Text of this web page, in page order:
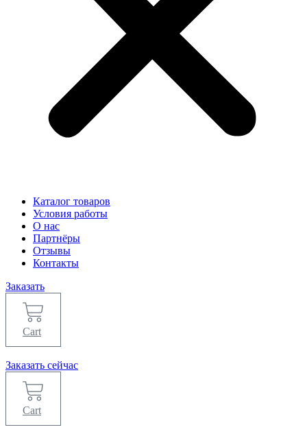
Каталог товаров
Условия работы
О нас
Партнёры
Отзывы
Контакты
Заказать
Cart
Заказать сейчас
Cart